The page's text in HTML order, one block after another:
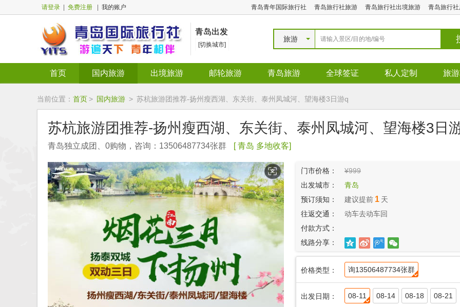
请登录 免费注册 我的账户 青岛青年国际旅行社 青岛旅行社旅游 青岛旅行社出境旅游 青岛旅行
青岛出发
[切换城市]
旅游
首页 国内旅游 出境旅游 邮轮旅游 青岛旅游 全球签证 私人定制 旅
当前位置： 首页> 国内旅游 > 苏杭旅游团推荐-扬州瘦西湖、东关街、泰州凤城河、望海楼3日游q
苏杭旅游团推荐-扬州瘦西湖、东关街、泰州凤城河、望海楼3
青岛独立成团、0购物，咨询：13506487734张群 [ 青岛 多地收客]
门市价格：
¥999
出发城市：
青岛
预订须知：
建议提前 1 天
往返交通：
动车去动车回
付款方式：
线路分享：
价格类型： 询13506487734张群
出发日期： 08-11 08-14 08-18 08-21